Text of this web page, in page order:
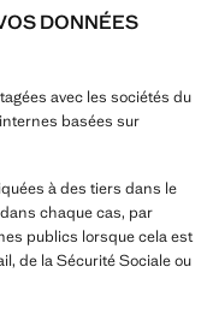
DONNÉES
avec les sociétés du
basées sur
à des tiers dans le
chaque cas, par
publics lorsque cela est
de la Sécurité Sociale ou